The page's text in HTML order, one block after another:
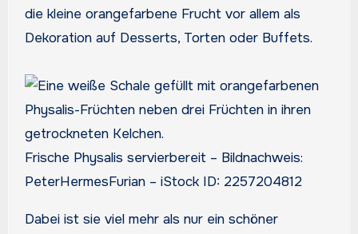
die kleine orangefarbene Frucht vor allem als
Dekoration auf Desserts, Torten oder Buffets.
Frische Physalis servierbereit – Bildnachweis:
PeterHermesFurian – iStock ID: 2257204812
Dabei ist sie viel mehr als nur ein schöner